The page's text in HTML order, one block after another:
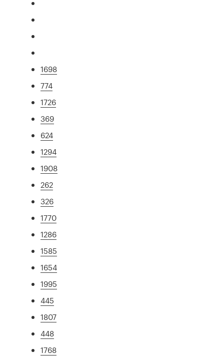
1698
774
1726
369
624
1294
1908
262
326
1770
1286
1585
1654
1995
445
1807
448
1768